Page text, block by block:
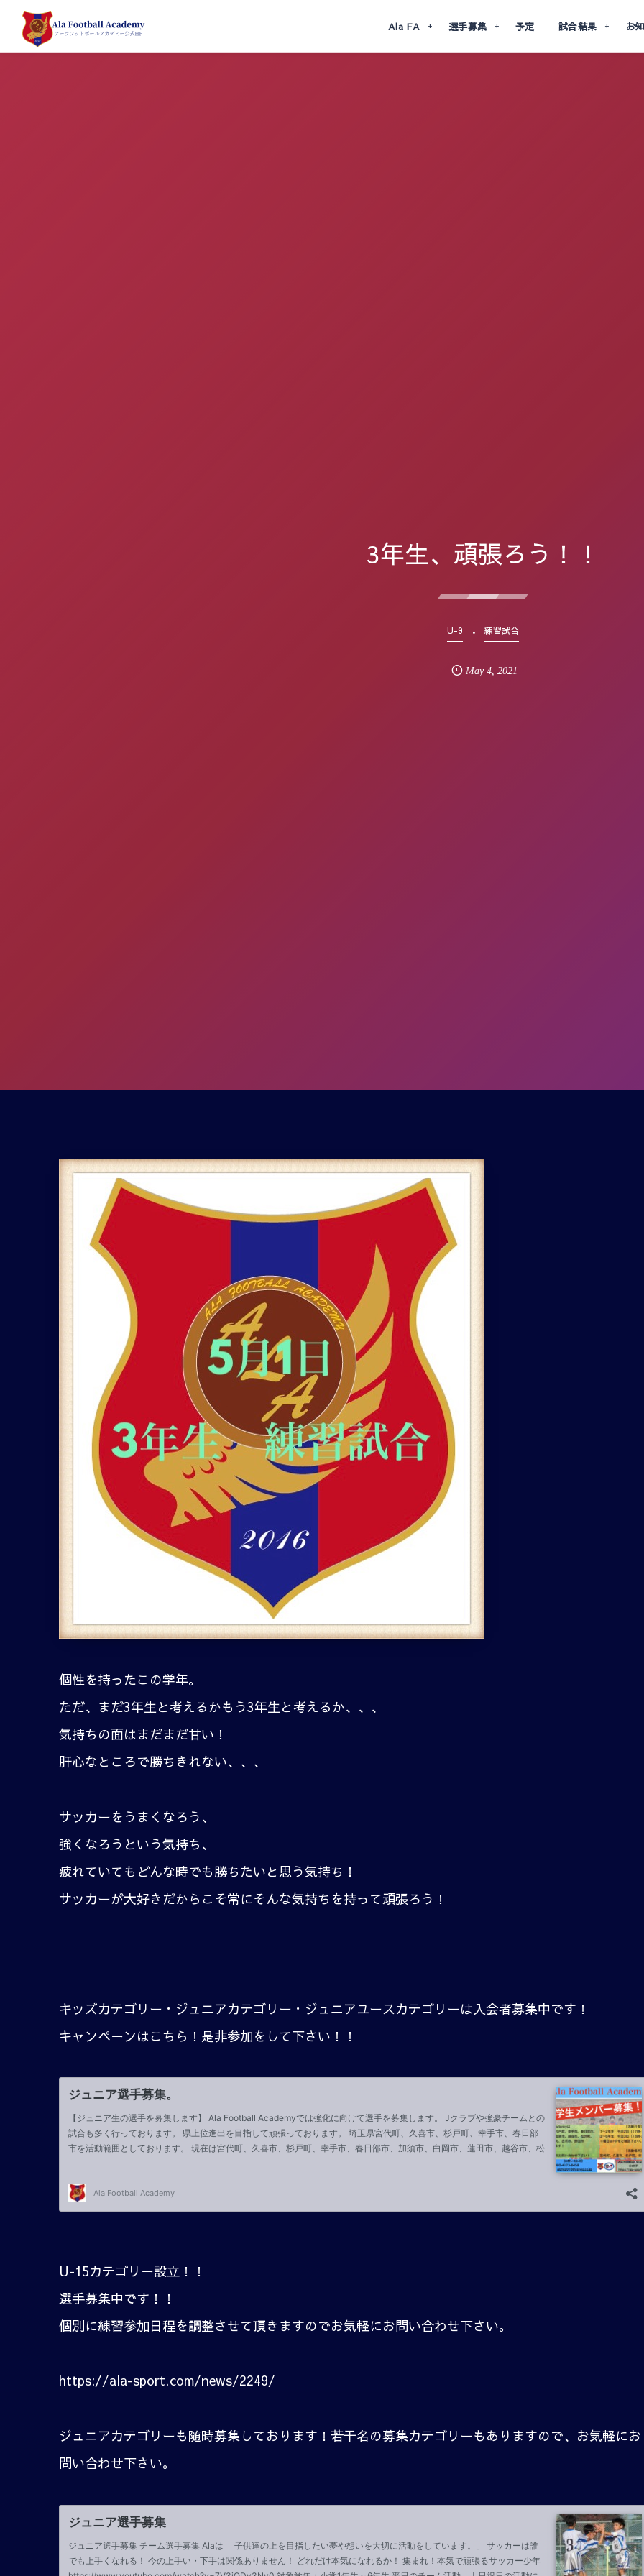
Ala FA 選手募集 予定 試合結果 お
3年生、頑張ろう！！
U-9 練習試合
May 4, 2021
個性を持ったこの学年。
ただ、まだ3年生と考えるかもう3年生と考えるか、、、
気持ちの面はまだまだ甘い！
肝心なところで勝ちきれない、、、
サッカーをうまくなろう、
強くなろうという気持ち、
疲れていてもどんな時でも勝ちたいと思う気持ち！
サッカーが大好きだからこそ常にそんな気持ちを持って頑張ろう！
キッズカテゴリー・ジュニアカテゴリー・ジュニアユースカテゴリーは入会者募集中です！
キャンペーンはこちら！是非参加をして下さい！！
U-15カテゴリー設立！！
選手募集中です！！
個別に練習参加日程を調整させて頂きますのでお気軽にお問い合わせ下さい。
https://ala-sport.com/news/2249/
ジュニアカテゴリーも随時募集しております！若干名の募集カテゴリーもありますので、お気軽にお
問い合わせ下さい。